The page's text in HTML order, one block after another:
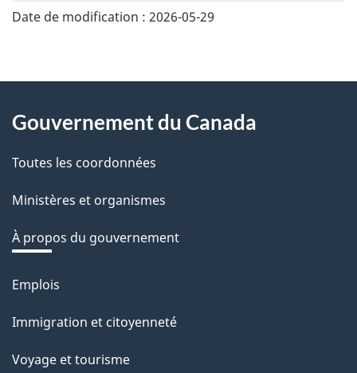
n
v
o
t
r
r
é
t
r
a
c
Date de modification : 2026-05-29
About
this
site
Gouvernement du Canada
Toutes les coordonnées
Ministères et organismes
À propos du gouvernement
Thèmes
sujets
Emplois
Immigration et citoyenneté
Voyage et tourisme